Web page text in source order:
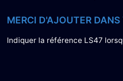
MERCI D'AJOUTER
Indiquer la référence LS47